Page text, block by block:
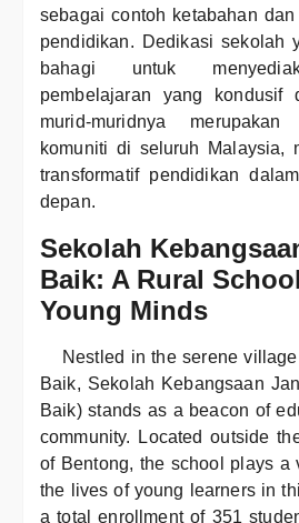
sebagai contoh ketabahan
pendidikan. Dedikasi sekolah
bahagi untuk
pembelajaran yang kondusif
murid-muridnya
komuniti di seluruh Malaysia,
transformatif pendidikan
depan.
Sekolah
Baik: A Rural
Young Minds
Nestled in the serene
Baik, Sekolah Kebangsaan
Baik) stands as a beacon of
community. Located outside
of Bentong, the school plays a
the lives of young learners in
a total enrollment of 351